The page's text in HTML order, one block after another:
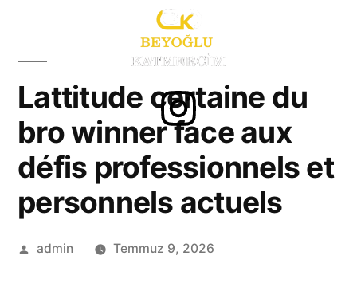
Lattitude certaine du
bro winner face aux
défis professionnels et
personnels actuels
admin Temmuz 9, 2026